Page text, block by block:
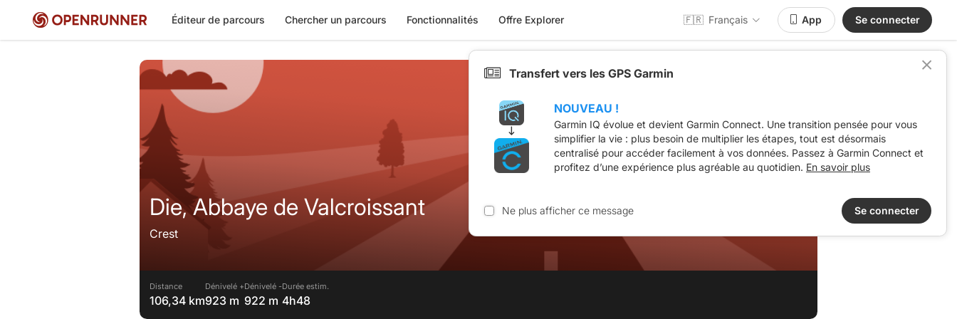
Éditeur de parcours Chercher un parcours Fonctionnalités Offre Explorer 🇫🇷 Français App Se connecter
Die, Abbaye de Valcroissant
Crest
Distance
106,34 km
Dénivelé +
923 m
Dénivelé -
922 m
Durée estim.
4h48
Transfert vers les GPS Garmin
NOUVEAU !
Garmin IQ évolue et devient Garmin Connect. Une transition pensée pour vous
simplifier la vie : plus besoin de multiplier les étapes, tout est désormais
centralisé pour accéder facilement à vos données. Passez à Garmin Connect et
profitez d’une expérience plus agréable au quotidien. En savoir plus
Ne plus afficher ce message Se connecter